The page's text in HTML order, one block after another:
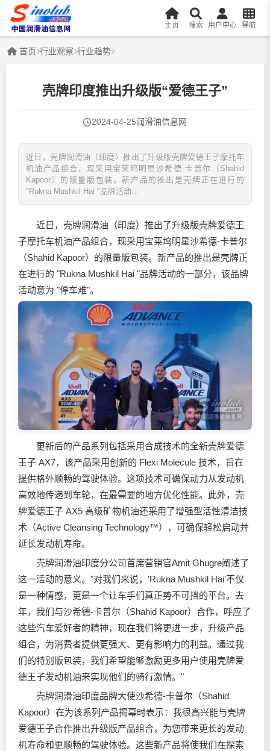
主页 搜索 用户中心 导航
首页 行业观察 行业趋势
壳牌印度推出升级版“爱德王子”
2024-04-25润滑油信息网
近日，壳牌润滑油（印度）推出了升级版壳牌爱德王子摩托车
机油产品组合，现采用宝莱坞明星沙希德-卡普尔（Shahid
Kapoor）的限量版包装。新产品的推出是壳牌正在进行的
"Rukna Mushkil Hai "品牌活动...
近日，壳牌润滑油 （印度）推出了升级版壳牌爱德王
子摩托车机油产品组合，现采用宝莱坞明星沙希德-卡普尔
（Shahid Kapoor）的限量版包装。新产品的推出是壳牌正
在进行的 "Rukna Mushkil Hai "品牌活动的一部分，该品牌
活动意为 "停车难"。
更新后的产品系列包括采用合成技术的全新壳牌爱德
王子 AX7，该产品采用创新的 Flexi Molecule 技术，旨在
提供格外顺畅的驾驶体验。这项技术可确保动力从发动机
高效地传递到车轮，在最需要的地方优化性能。此外，壳
牌爱德王子 AX5 高级矿物机油还采用了增强型活性清洁技
术（Active Cleansing Technology™），可确保轻松启动并
延长发动机寿命。
壳牌润滑油印度分公司首席营销官Amit Ghugre阐述了
这一活动的意义。"对我们来说，'Rukna Mushkil Hai'不仅
是一种情感，更是一个让车手们真正势不可挡的平台。去
年，我们与沙希德-卡普尔（Shahid Kapoor）合作，呼应了
这些汽车爱好者的精神，现在我们将更进一步，升级产品
组合，为消费者提供更强大、更有影响力的利益。通过我
们的特别版包装，我们希望能够激励更多用户使用壳牌爱
德王子发动机油来实现他们的骑行激情。"
壳牌润滑油印度品牌大使沙希德-卡普尔（Shahid
Kapoor）在为该系列产品揭幕时表示：我很高兴能与壳牌
爱德王子合作推出升级版产品组合，为您带来更长的发动
机寿命和更顺畅的驾驶体验。这些新产品将使我们在探索